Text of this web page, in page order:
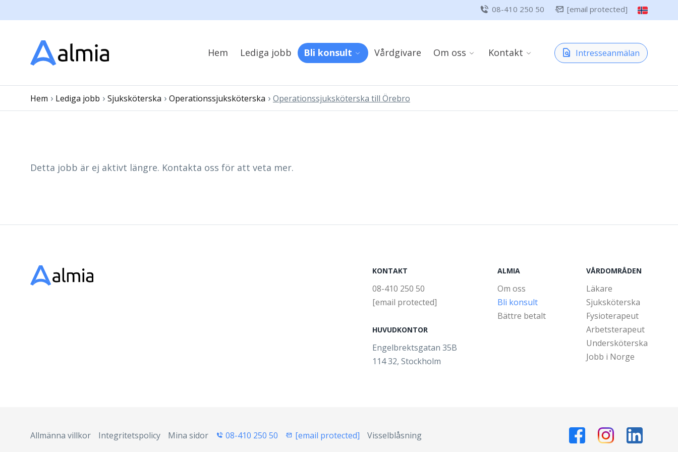
08-410 250 50 [email protected]
Hem Lediga jobb Bli konsult Vårdgivare Om oss Kontakt Intresseanmälan
Hem › Lediga jobb › Sjuksköterska › Operationssjuksköterska › Operationssjuksköterska till Örebro
Detta jobb är ej aktivt längre. Kontakta oss för att veta mer.
KONTAKT
08-410 250 50
[email protected]
HUVUDKONTOR
Engelbrektsgatan 35B
114 32, Stockholm
ALMIA
Om oss
Bli konsult
Bättre betalt
VÅRDOMRÅDEN
Läkare
Sjuksköterska
Fysioterapeut
Arbetsterapeut
Undersköterska
Jobb i Norge
Allmänna villkor Integritetspolicy Mina sidor 08-410 250 50 [email protected] Visselblåsning